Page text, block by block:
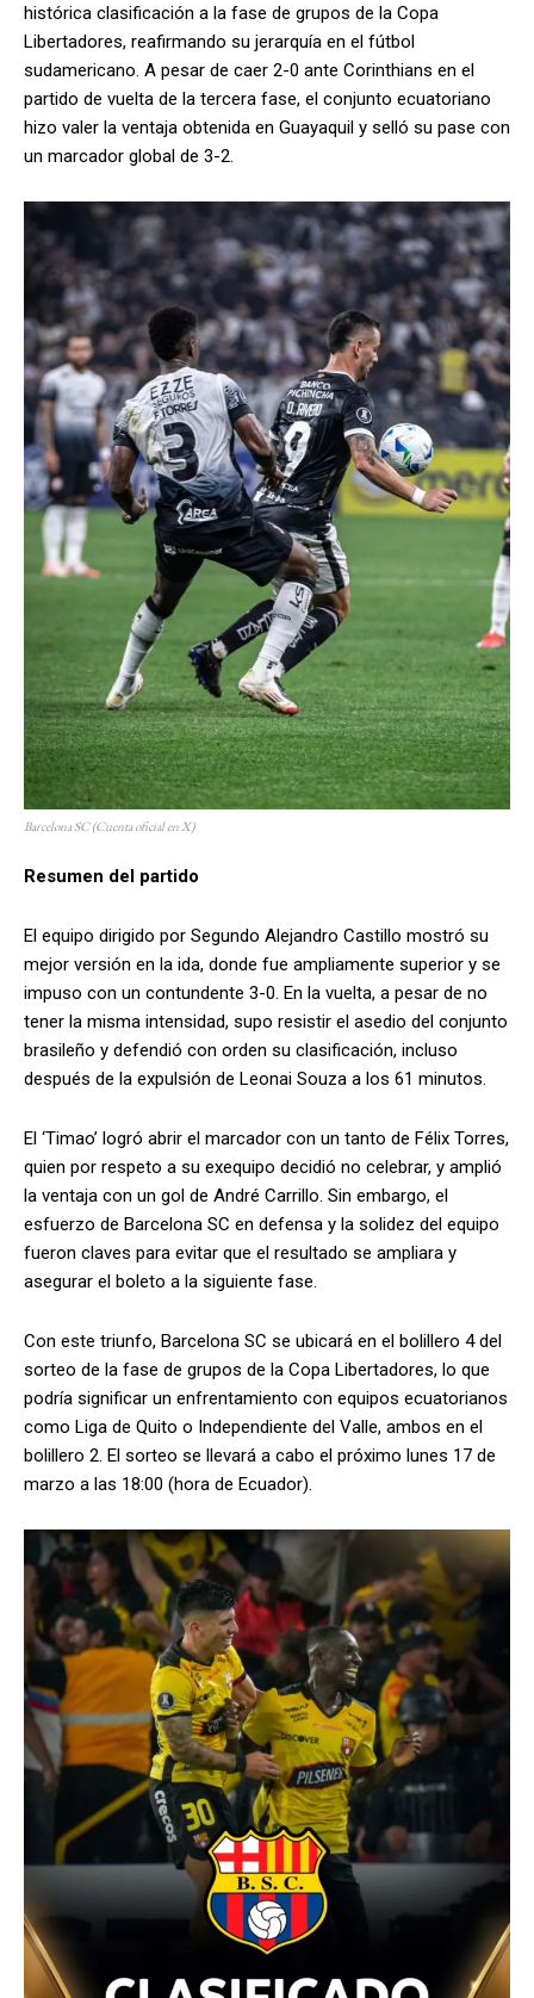
histórica clasificación a la fase de grupos de la Copa
Libertadores, reafirmando su jerarquía en el fútbol
sudamericano. A pesar de caer 2-0 ante Corinthians en el
partido de vuelta de la tercera fase, el conjunto ecuatoriano
hizo valer la ventaja obtenida en Guayaquil y selló su pase con
un marcador global de 3-2.
Barcelona SC (Cuenta oficial en X)
Resumen del partido
El equipo dirigido por Segundo Alejandro Castillo mostró su
mejor versión en la ida, donde fue ampliamente superior y se
impuso con un contundente 3-0. En la vuelta, a pesar de no
tener la misma intensidad, supo resistir el asedio del conjunto
brasileño y defendió con orden su clasificación, incluso
después de la expulsión de Leonai Souza a los 61 minutos.
El ‘Timao’ logró abrir el marcador con un tanto de Félix Torres,
quien por respeto a su exequipo decidió no celebrar, y amplió
la ventaja con un gol de André Carrillo. Sin embargo, el
esfuerzo de Barcelona SC en defensa y la solidez del equipo
fueron claves para evitar que el resultado se ampliara y
asegurar el boleto a la siguiente fase.
Con este triunfo, Barcelona SC se ubicará en el bolillero 4 del
sorteo de la fase de grupos de la Copa Libertadores, lo que
podría significar un enfrentamiento con equipos ecuatorianos
como Liga de Quito o Independiente del Valle, ambos en el
bolillero 2. El sorteo se llevará a cabo el próximo lunes 17 de
marzo a las 18:00 (hora de Ecuador).